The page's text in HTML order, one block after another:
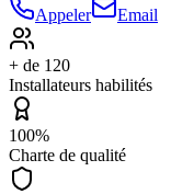
Appeler
Email
+ de 120
Installateurs habilités
100%
Charte de qualité